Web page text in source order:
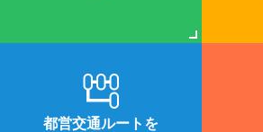
都営交通ルートを